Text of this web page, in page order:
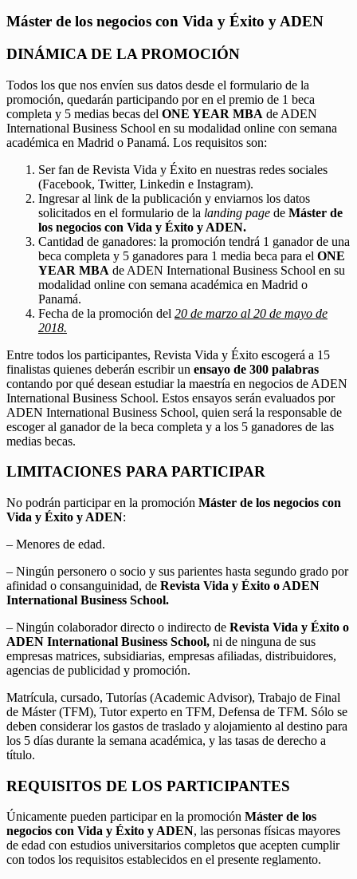
Máster de los negocios con Vida y Éxito y ADEN
DINÁMICA DE LA PROMOCIÓN
Todos los que nos envíen sus datos desde el formulario de la
promoción, quedarán participando por en el premio de 1 beca
completa y 5 medias becas del ONE YEAR MBA de ADEN
International Business School en su modalidad online con semana
académica en Madrid o Panamá. Los requisitos son:
Ser fan de Revista Vida y Éxito en nuestras redes sociales
(Facebook, Twitter, Linkedin e Instagram).
Ingresar al link de la publicación y enviarnos los datos
solicitados en el formulario de la landing page de Máster de
los negocios con Vida y Éxito y ADEN.
Cantidad de ganadores: la promoción tendrá 1 ganador de una
beca completa y 5 ganadores para 1 media beca para el ONE
YEAR MBA de ADEN International Business School en su
modalidad online con semana académica en Madrid o
Panamá.
Fecha de la promoción del 20 de marzo al 20 de mayo de
2018.
Entre todos los participantes, Revista Vida y Éxito escogerá a 15
finalistas quienes deberán escribir un ensayo de 300 palabras
contando por qué desean estudiar la maestría en negocios de ADEN
International Business School. Estos ensayos serán evaluados por
ADEN International Business School, quien será la responsable de
escoger al ganador de la beca completa y a los 5 ganadores de las
medias becas.
LIMITACIONES PARA PARTICIPAR
No podrán participar en la promoción Máster de los negocios con
Vida y Éxito y ADEN:
– Menores de edad.
– Ningún personero o socio y sus parientes hasta segundo grado por
afinidad o consanguinidad, de Revista Vida y Éxito o ADEN
International Business School.
– Ningún colaborador directo o indirecto de Revista Vida y Éxito o
ADEN International Business School, ni de ninguna de sus
empresas matrices, subsidiarias, empresas afiliadas, distribuidores,
agencias de publicidad y promoción.
Matrícula, cursado, Tutorías (Academic Advisor), Trabajo de Final
de Máster (TFM), Tutor experto en TFM, Defensa de TFM. Sólo se
deben considerar los gastos de traslado y alojamiento al destino para
los 5 días durante la semana académica, y las tasas de derecho a
título.
REQUISITOS DE LOS PARTICIPANTES
Únicamente pueden participar en la promoción Máster de los
negocios con Vida y Éxito y ADEN, las personas físicas mayores
de edad con estudios universitarios completos que acepten cumplir
con todos los requisitos establecidos en el presente reglamento.